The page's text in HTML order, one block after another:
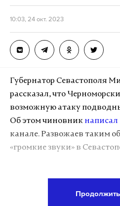
10:03, 24 окт. 2023
Губернатор Севастополя
рассказал, что
возможную атаку
Об этом чиновник написал
канале. Развожаев таким
«громкие звуки» в